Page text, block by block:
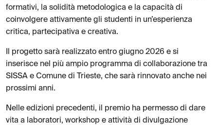
formativi, la solidità metodologica e la capacità di
coinvolgere attivamente gli studenti in un’esperienza
critica, partecipativa e creativa.
Il progetto sarà realizzato entro giugno 2026 e si
inserisce nel più ampio programma di collaborazione tra
SISSA e Comune di Trieste, che sarà rinnovato anche nei
prossimi anni.
Nelle edizioni precedenti, il premio ha permesso di dare
vita a laboratori, workshop e attività di divulgazione